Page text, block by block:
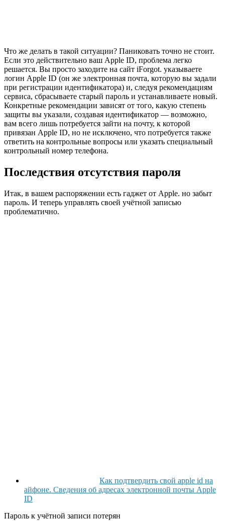
Что же делать в такой ситуации? Паниковать точно не стоит.
Если это действительно ваш Apple ID, проблема легко
решается. Вы просто заходите на сайт iForgot. указываете
логин Apple ID (он же электронная почта, которую вы задали
при регистрации идентификатора) и, следуя рекомендациям
сервиса, сбрасываете старый пароль и устанавливаете новый.
Конкретные рекомендации зависят от того, какую степень
защиты вы указали, создавая идентификатор — возможно,
вам всего лишь потребуется зайти на почту, к которой
привязан Apple ID, но не исключено, что потребуется также
ответить на контрольные вопросы или указать специальный
контрольный номер телефона.
Последствия отсутствия пароля
Итак, в вашем распоряжении есть гаджет от Apple. но забыт
пароль. И теперь управлять своей учётной записью
проблематично.
Как подтвердить свой apple id на
айфоне. Сведения об адресах электронной почты Apple
ID
Пароль к учётной записи потерян